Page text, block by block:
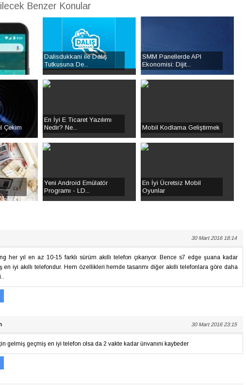
Benzer Konular
Dalisdukkani ile Dalış
Tutkusuna De...
SMM Panellerde API
Ekonomisi: Dijit...
Çekim
En İyi E Ticaret Yazılımı
Nedir? Ne...
Mobil Kodlama Geliştirmek
Yeni Android Emülatör
Programı - LD...
En İyi Ücretsiz Mobil
Oyunlar
30 Mart 2016 18:14
her yıl en az 10-15 farklı sürüm akıllı telefon çıkarıyor. Bence s7 edge şuana kadar
en iyi akıllı telefondur. Hem özellikleri hemde tasarımı diğer akıllı telefonlara göre daha
30 Mart 2016 23:15
gelmiş geçmiş en iyi telefon olsa da 2 vakte kadar ünvanını kaybeder